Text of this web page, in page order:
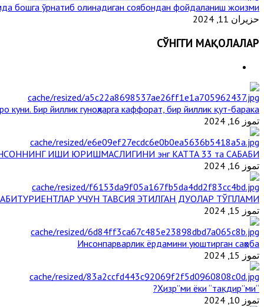
бошга ўрнатиб олинадиган соябондан фойдаланиш жоизми ?
حزيران 11, 2024
СЎНГГИ МАҚОЛАЛАР
куни. Бир йиллик гуноҳларга каффорат, бир йиллик қут-барака
تموز 16, 2024
ИШИ ЮРИШМАСЛИГИНИ энг КАТТА 33 та САБАБИ
تموز 16, 2024
АБИТУРИЕНТЛАР УЧУН ТАВСИЯ ЭТИЛГАН ДУОЛАР ТЎПЛАМИ
تموز 15, 2024
Инсонпарварлик ёрдамини уюштирган саҳоба
تموز 15, 2024
“Ҳизр”ми ёки “тақдир”ми?
تموز 10, 2024